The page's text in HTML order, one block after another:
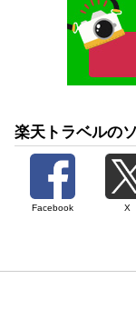
楽天トラベルの
Facebook X